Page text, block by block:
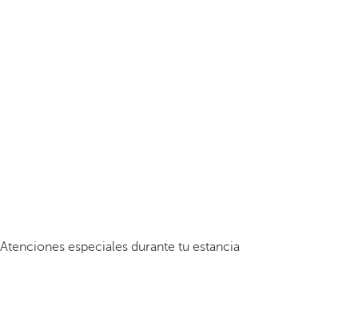
Atenciones especiales durante tu estancia